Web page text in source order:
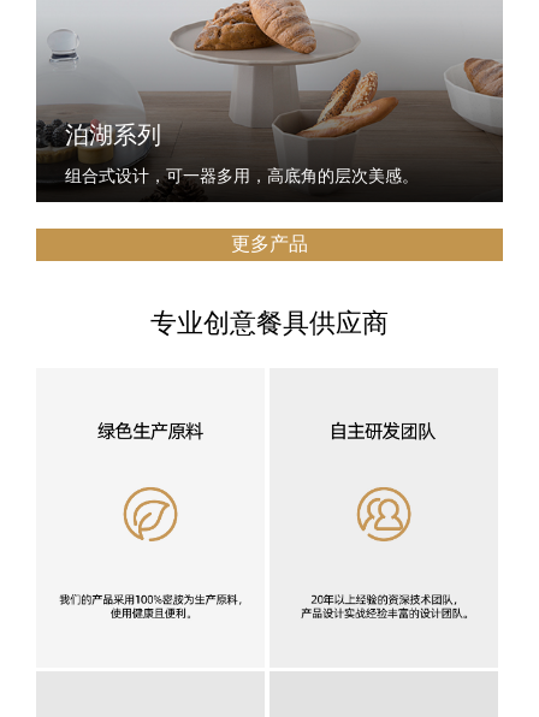
泊湖系列
组合式设计，可一器多用，高底角的层次美感。
更多产品
专业创意餐具供应商